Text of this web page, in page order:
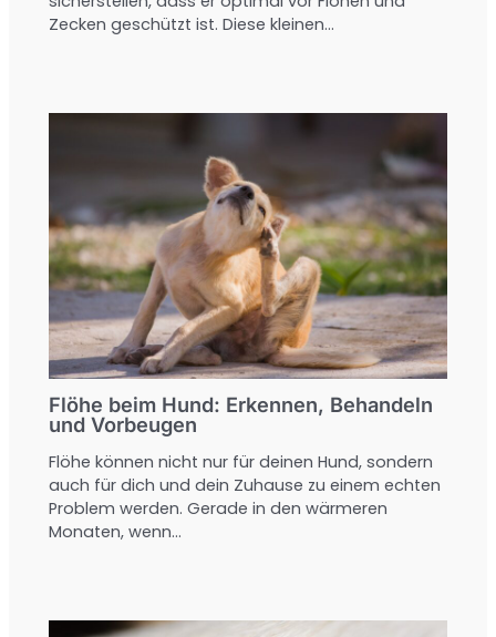
Zecken geschützt ist. Diese kleinen…
Flöhe beim Hund: Erkennen, Behandeln
und Vorbeugen
Flöhe können nicht nur für deinen Hund, sondern
auch für dich und dein Zuhause zu einem echten
Problem werden. Gerade in den wärmeren
Monaten, wenn…